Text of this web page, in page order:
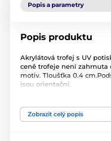
Popis a parametry
Popis produktu
Akrylátová trofej s UV
ceně trofeje není zahrnuta
motiv. Tloušťka 0.4
jsou orientační.
Produkt je zařazen v
Zobrazit celý popis